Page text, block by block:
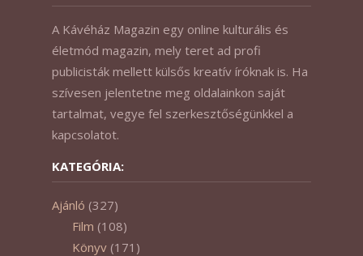
A Kávéház Magazin egy online kulturális és
életmód magazin, mely teret ad profi
publicisták mellett külsős kreatív íróknak is. Ha
szívesen jelentetne meg oldalainkon saját
tartalmat, vegye fel szerkesztőségünkkel a
kapcsolatot.
KATEGÓRIA:
Ajánló (327)
Film (108)
Könyv (171)